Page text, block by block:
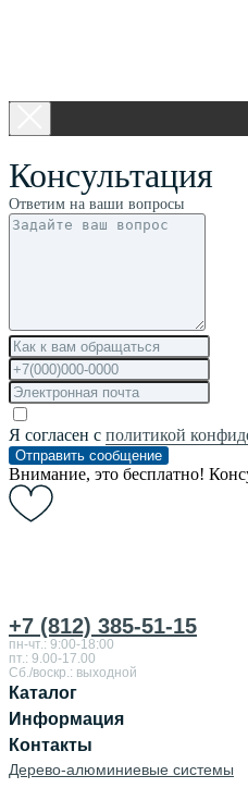
+7 (812) 385-51-15
пн-чт.: 9:00-18:00
пт.: 9.00-17.00
Сб./воскр.: выходной
Каталог
Информация
Контакты
Дерево-алюминиевые системы
Консультация
Ответим на ваши вопросы
Я согласен с политикой
Отправить сообщение
Внимание, это бесплатно!